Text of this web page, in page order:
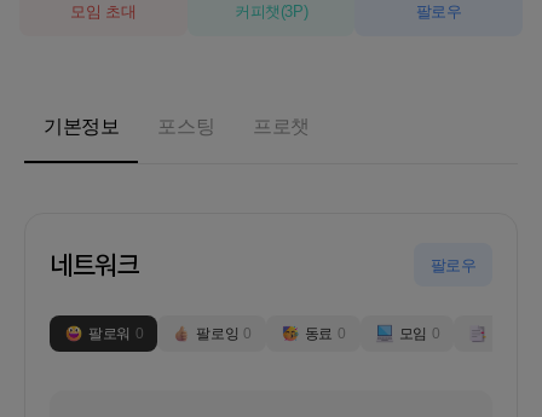
모임 초대 커피챗 (3P) 팔로우
기본정보 포스팅 프로챗
네트워크 팔로우
팔로워 0 팔로잉 0 동료 0 모임 0